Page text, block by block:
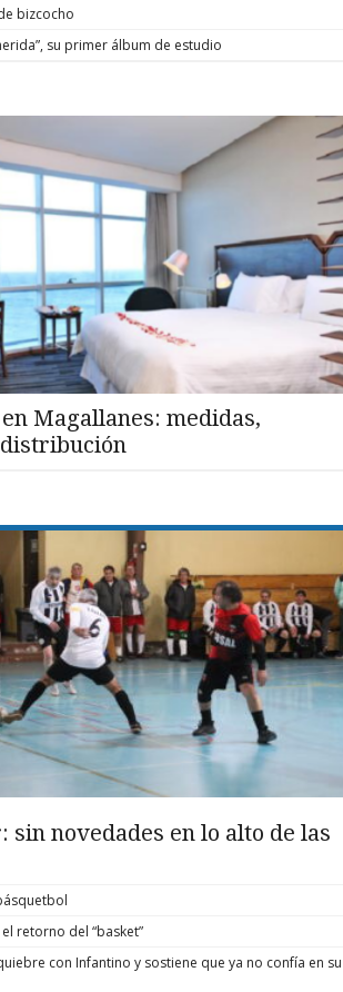
bizcocho
su primer álbum de estudio
Magallanes: medidas,
sin novedades en lo alto de las
retorno del “basket”
con Infantino y sostiene que ya no confía en su